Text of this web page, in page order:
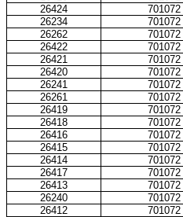
26424
701072
26234
701072
26262
701072
26422
701072
26421
701072
26420
701072
26241
701072
26261
701072
26419
701072
26418
701072
26416
701072
26415
701072
26414
701072
26417
701072
26413
701072
26240
701072
26412
701072